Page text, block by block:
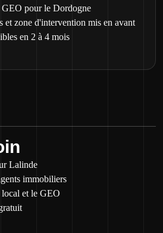
pour le Dordogne
et zone d'intervention mis en avant
en 2 à 4 mois
Lalinde
immobiliers
et le GEO